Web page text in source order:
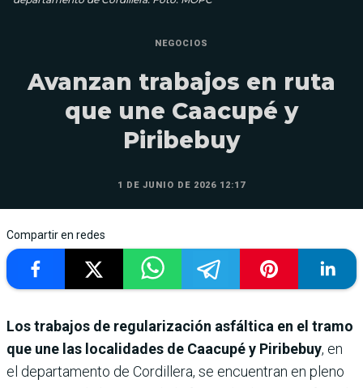
NEGOCIOS
Avanzan trabajos en ruta
que une Caacupé y
Piribebuy
1 DE JUNIO DE 2026 12:17
Compartir en redes
Los trabajos de regularización asfáltica en el tramo
que une las localidades de Caacupé y Piribebuy, en
el departamento de Cordillera, se encuentran en pleno